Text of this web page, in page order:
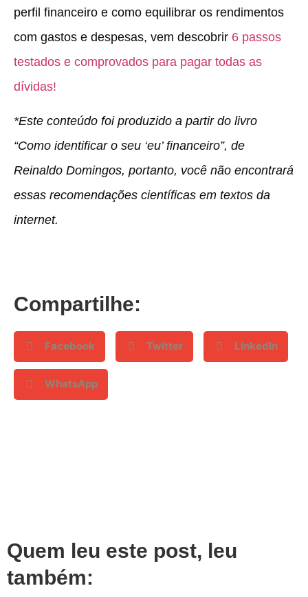
perfil financeiro e como equilibrar os rendimentos
com gastos e despesas, vem descobrir 6 passos
testados e comprovados para pagar todas as
dívidas!
*Este conteúdo foi produzido a partir do livro
“Como identificar o seu ‘eu’ financeiro”, de
Reinaldo Domingos, portanto, você não encontrará
essas recomendações científicas em textos da
internet.
Compartilhe:
Facebook Twitter LinkedIn
WhatsApp
Quem leu este post, leu
também: